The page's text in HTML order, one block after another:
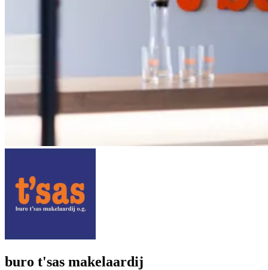
buro t'sas makelaardij